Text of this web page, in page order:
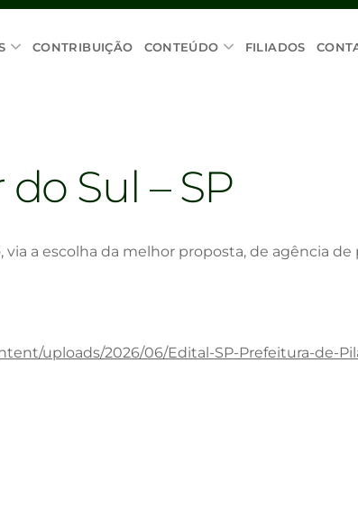
CONTRIBUIÇÃO CONTEÚDO FILIADOS
Sul – SP
a escolha da melhor proposta, de agência de
uploads/2026/06/Edital-SP-Prefeitura-de-